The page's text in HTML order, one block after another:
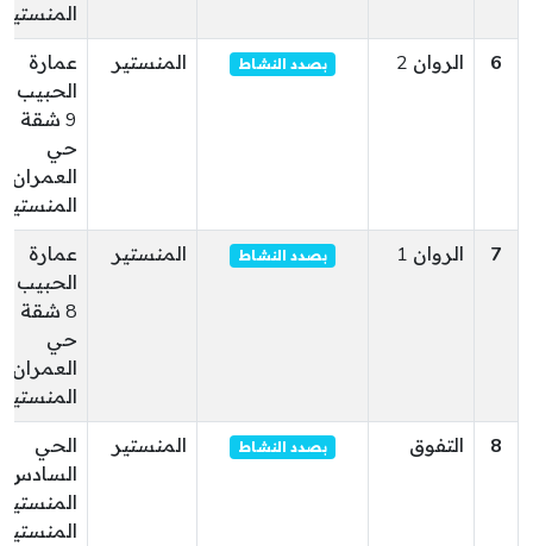
المنستير
6
الروان 2 بصدد النشاط المنستير
عمارة
الحبيب
حي
العمران
المنستير
7
الروان 1 بصدد النشاط المنستير
عمارة
الحبيب
حي
العمران
المنستير
8
التفوق بصدد النشاط المنستير
الحي
السادس
المنستير
المنستير